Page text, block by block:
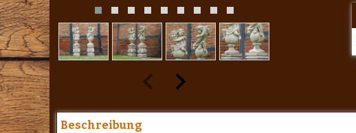
Beschreibung